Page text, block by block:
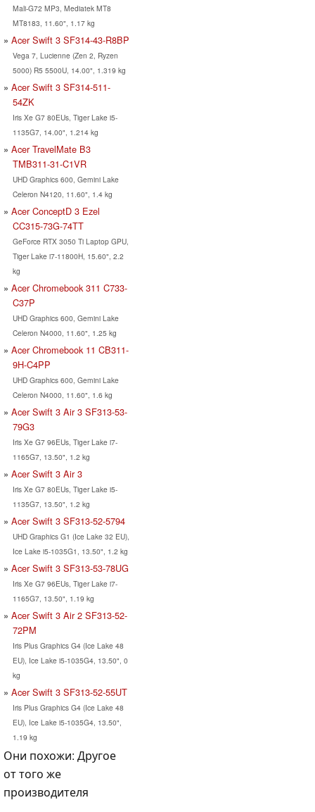
Mali-G72 MP3, Mediatek MT8
MT8183, 11.60", 1.17 kg
Acer Swift 3 SF314-43-R8BP
Vega 7, Lucienne (Zen 2, Ryzen
5000) R5 5500U, 14.00", 1.319 kg
Acer Swift 3 SF314-511-
54ZK
Iris Xe G7 80EUs, Tiger Lake i5-
1135G7, 14.00", 1.214 kg
Acer TravelMate B3
TMB311-31-C1VR
UHD Graphics 600, Gemini Lake
Celeron N4120, 11.60", 1.4 kg
Acer ConceptD 3 Ezel
CC315-73G-74TT
GeForce RTX 3050 Ti Laptop GPU,
Tiger Lake i7-11800H, 15.60", 2.2
kg
Acer Chromebook 311 C733-
C37P
UHD Graphics 600, Gemini Lake
Celeron N4000, 11.60", 1.25 kg
Acer Chromebook 11 CB311-
9H-C4PP
UHD Graphics 600, Gemini Lake
Celeron N4000, 11.60", 1.6 kg
Acer Swift 3 Air 3 SF313-53-
79G3
Iris Xe G7 96EUs, Tiger Lake i7-
1165G7, 13.50", 1.2 kg
Acer Swift 3 Air 3
Iris Xe G7 80EUs, Tiger Lake i5-
1135G7, 13.50", 1.2 kg
Acer Swift 3 SF313-52-5794
UHD Graphics G1 (Ice Lake 32 EU),
Ice Lake i5-1035G1, 13.50", 1.2 kg
Acer Swift 3 SF313-53-78UG
Iris Xe G7 96EUs, Tiger Lake i7-
1165G7, 13.50", 1.19 kg
Acer Swift 3 Air 2 SF313-52-
72PM
Iris Plus Graphics G4 (Ice Lake 48
EU), Ice Lake i5-1035G4, 13.50", 0
kg
Acer Swift 3 SF313-52-55UT
Iris Plus Graphics G4 (Ice Lake 48
EU), Ice Lake i5-1035G4, 13.50",
1.19 kg
Они похожи: Другое
от того же
производителя